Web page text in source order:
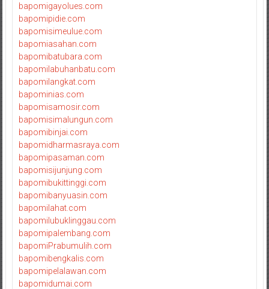
bapomigayolues.com
bapomipidie.com
bapomisimeulue.com
bapomiasahan.com
bapomibatubara.com
bapomilabuhanbatu.com
bapomilangkat.com
bapominias.com
bapomisamosir.com
bapomisimalungun.com
bapomibinjai.com
bapomidharmasraya.com
bapomipasaman.com
bapomisijunjung.com
bapomibukittinggi.com
bapomibanyuasin.com
bapomilahat.com
bapomilubuklinggau.com
bapomipalembang.com
bapomiPrabumulih.com
bapomibengkalis.com
bapomipelalawan.com
bapomidumai.com